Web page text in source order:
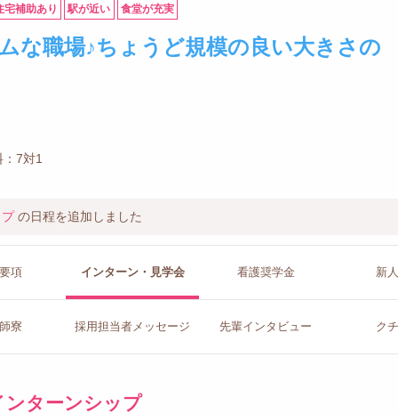
宅補助あり 駅が近い 食堂が充実
な職場♪ちょうど規模の良い大きさの
7対1
の日程を追加しました
項 インターン・見学会 看護奨学金 新
寮 採用担当者メッセージ 先輩イン タビュー ク
ンターンシップ